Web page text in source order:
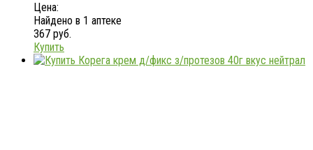
Цена:
Найдено в 1 аптеке
367 руб.
Купить